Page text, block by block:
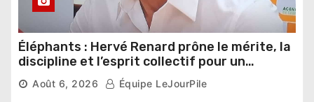
Éléphants : Hervé Renard prône le mérite, la
discipline et l’esprit collectif pour un
nouveau départ
Août 6, 2026 Équipe LeJourPile